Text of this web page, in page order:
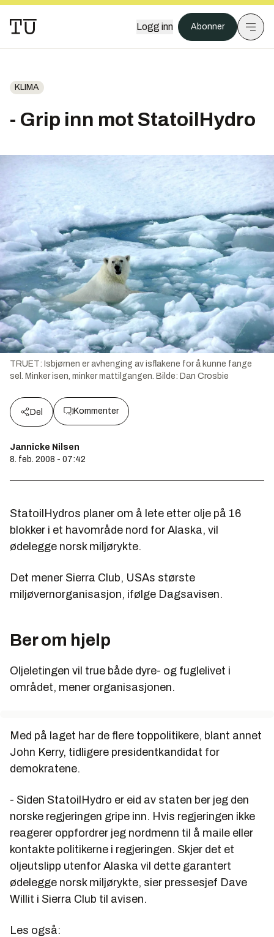
Logg inn Abonner
KLIMA
- Grip inn mot StatoilHydro
TRUET: Isbjørnen er avhenging av isflakene for å kunne fange
sel. Minker isen, minker mattilgangen. Bilde: Dan Crosbie
Del Kommenter
Jannicke Nilsen
8. feb. 2008 - 07:42
StatoilHydros planer om å lete etter olje på 16
blokker i et havområde nord for Alaska, vil
ødelegge norsk miljørykte.
Det mener Sierra Club, USAs største
miljøvernorganisasjon, ifølge Dagsavisen.
Ber om hjelp
Oljeletingen vil true både dyre- og fuglelivet i
området, mener organisasjonen.
Med på laget har de flere toppolitikere, blant annet
John Kerry, tidligere presidentkandidat for
demokratene.
- Siden StatoilHydro er eid av staten ber jeg den
norske regjeringen gripe inn. Hvis regjeringen ikke
reagerer oppfordrer jeg nordmenn til å maile eller
kontakte politikerne i regjeringen. Skjer det et
oljeutslipp utenfor Alaska vil dette garantert
ødelegge norsk miljørykte, sier pressesjef Dave
Willit i Sierra Club til avisen.
Les også: